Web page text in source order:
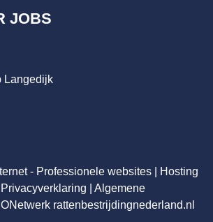
JOBS
Langedijk
- Professionele websites
Hosting
Privacyverklaring
Algemene
rattenbestrijdingnederland.nl